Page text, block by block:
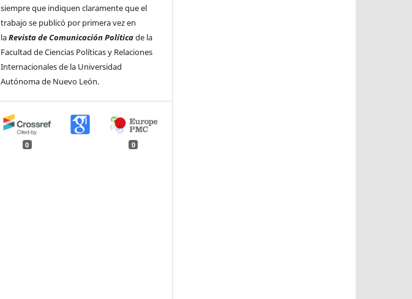
siempre que indiquen claramente que el
trabajo se publicó por primera vez en
laRevista de Comunicación Políticade la
Facultad de Ciencias Políticas y Relaciones
Internacionales de la Universidad
Autónoma de Nuevo León.
0 0